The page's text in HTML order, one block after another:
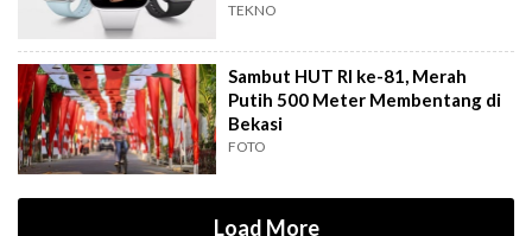
TEKNO
Sambut HUT RI ke-81, Merah
Putih 500 Meter Membentang di
Bekasi
FOTO
Load More